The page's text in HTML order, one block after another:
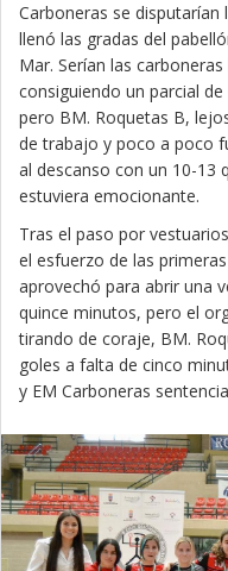
Carboneras se
llenó las gradas del
Mar. Serían las
consiguiendo un parcial
pero BM. Roquetas B,
de trabajo y poco a poco
al descanso con un 10-13
estuviera emocionante.
Tras el paso por
el esfuerzo de las
aprovechó para abrir una
quince minutos, pero el
tirando de coraje, BM.
goles a falta de cinco
y EM Carboneras